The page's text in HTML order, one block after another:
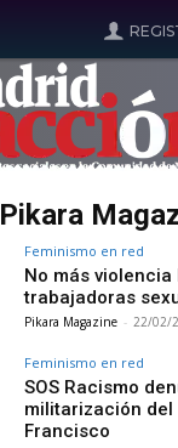
Pikara
Feminismo en red
No más
trabajadoras
Pikara Magazine - 22/02/
Feminismo en red
SOS Racismo
militarización del
Francisco